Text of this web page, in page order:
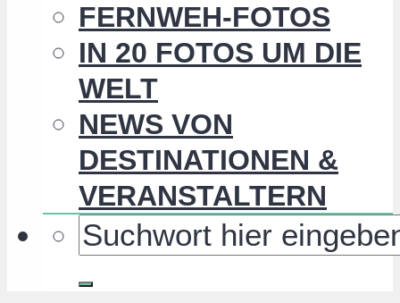
FERNWEH-FOTOS
IN 20 FOTOS UM DIE
WELT
NEWS VON
DESTINATIONEN &
VERANSTALTERN